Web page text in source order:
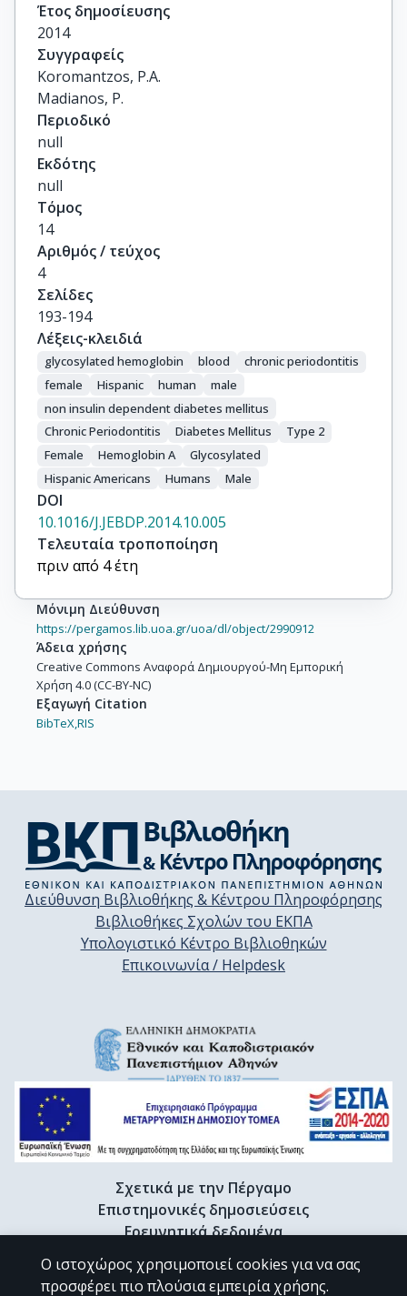
Έτος δημοσίευσης
2014
Συγγραφείς
Koromantzos, P.A.
Madianos, P.
Περιοδικό
null
Εκδότης
null
Τόμος
14
Αριθμός / τεύχος
4
Σελίδες
193-194
Λέξεις-κλειδιά
glycosylated hemoglobin blood
chronic periodontitis
female
Hispanic human
male
non insulin dependent diabetes mellitus
Chronic Periodontitis
Diabetes Mellitus
Type 2
Female
Hemoglobin A
Glycosylated
Hispanic Americans
Humans Male
DOI
10.1016/J.JEBDP.2014.10.005
Τελευταία τροποποίηση
πριν από 4 έτη
Μόνιμη Διεύθυνση
https://pergamos.lib.uoa.gr/uoa/dl/object/2990912
Άδεια χρήσης
Creative Commons Αναφορά Δημιουργού-Μη Εμπορική
Χρήση 4.0 (CC-BY-NC)
Εξαγωγή Citation
BibTeX,RIS
Διεύθυνση Βιβλιοθήκης & Κέντρου Πληροφόρησης
Βιβλιοθήκες Σχολών του ΕΚΠΑ
Υπολογιστικό Κέντρο Βιβλιοθηκών
Επικοινωνία / Helpdesk
Σχετικά με την Πέργαμο
Επιστημονικές δημοσιεύσεις
Ερευνητικά δεδομένα
Διδακτορικές διατριβές & Γκρίζα βιβλιογραφία
Προφίλ Ερευνητή
Ο ιστοχώρος χρησιμοποιεί cookies για να σας
προσφέρει πιο πλούσια εμπειρία χρήσης.